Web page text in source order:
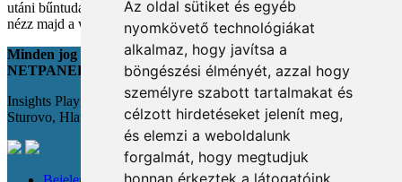
Az oldal sütiket és egyéb
nyomkövető technológiákat
alkalmaz, hogy javítsa a
böngészési élményét, azzal hogy
személyre szabott tartalmakat és
célzott hirdetéseket jelenít meg,
és elemzi a weboldalunk
forgalmát, hogy megtudjuk
honnan érkeztek a látogatóink.
utáni bűntudatot tudatos döntésekkel. Készülj fel, hogy máshogy
nézz majd a webshopokra!
Minden jog fenntartva
NETPANEL
Insights Playground s.r.o.;
Sturovo, Hlavná 22., 943 01